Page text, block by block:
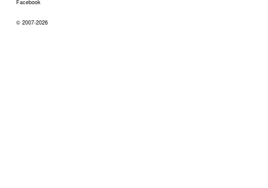
Facebook
© 2007-2026